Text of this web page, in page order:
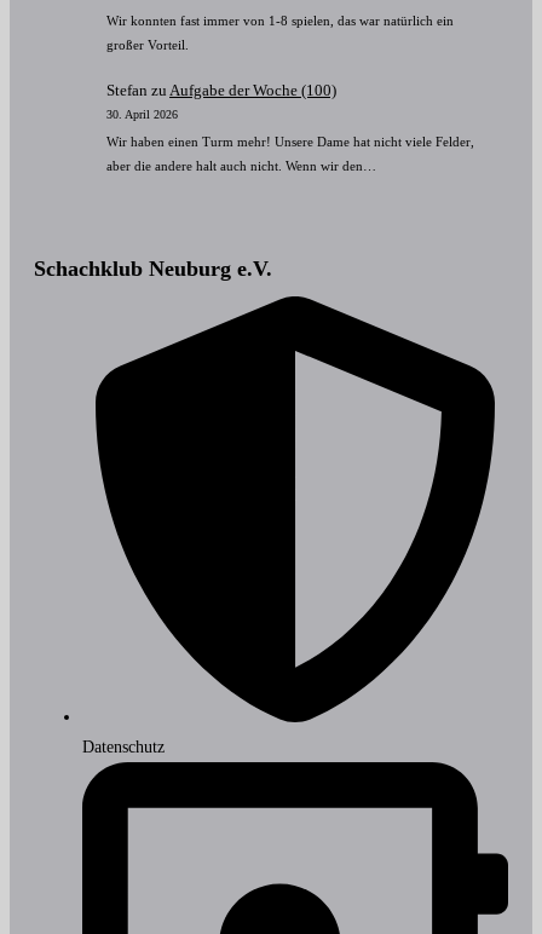
Wir konnten fast immer von 1-8 spielen, das war natürlich ein
großer Vorteil.
Stefan zu Aufgabe der Woche (100)
30. April 2026
Wir haben einen Turm mehr! Unsere Dame hat nicht viele Felder,
aber die andere halt auch nicht. Wenn wir den…
Schachklub Neuburg e.V.
Datenschutz